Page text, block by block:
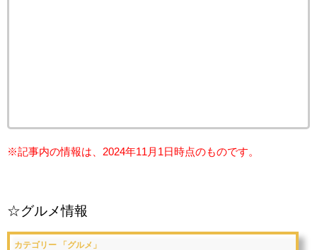
※記事内の情報は、2024年11月1 日時点のものです。
☆グルメ情報
カテゴリー 「グルメ」